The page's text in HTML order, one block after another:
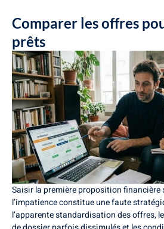
Comparer les offres
prêts
Saisir la première proposition financière
l’impatience constitue une faute
l’apparente standardisation des offres,